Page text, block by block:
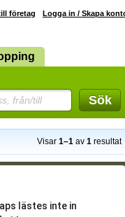
företag Logga in / Skapa
från/till Sök
Visar 1–1 av 1 resultat
lästes inte in